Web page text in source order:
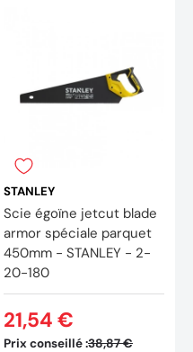
STANLEY
Scie égoïne jetcut blade
armor spéciale parquet
450mm - STANLEY - 2-
20-180
Prix conseillé :38,87 €
21,54 €